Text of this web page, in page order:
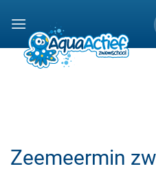
naar
inhoud
Zeemeermin